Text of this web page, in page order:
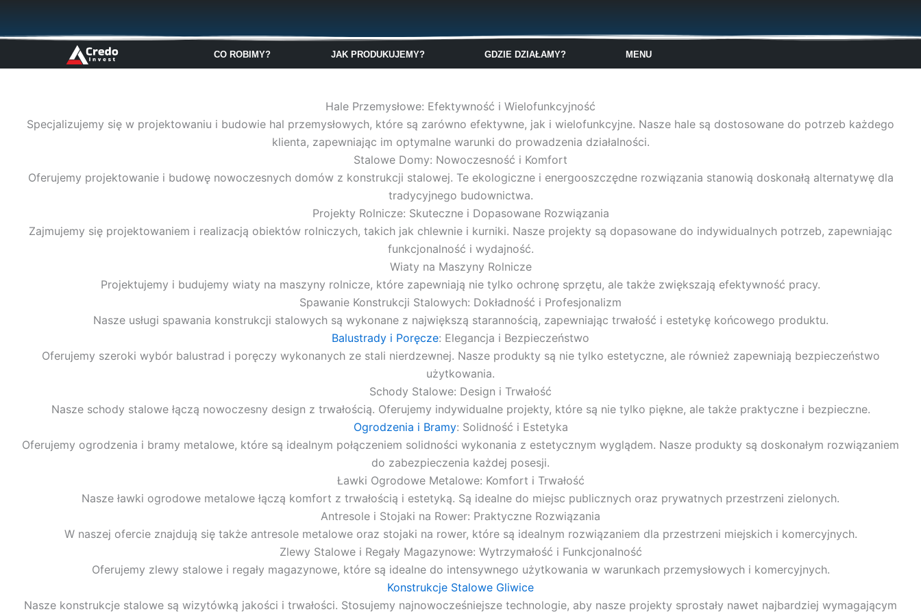
treści
CO ROBIMY? JAK PRODUKUJEMY? GDZIE DZIAŁAMY? MENU
Hale Przemysłowe: Efektywność i Wielofunkcyjność
Specjalizujemy się w projektowaniu i budowie hal przemysłowych, które są zarówno efektywne, jak i wielofunkcyjne. Nasze hale są dostosowane do potrzeb każdego
klienta, zapewniając im optymalne warunki do prowadzenia działalności.
Stalowe Domy: Nowoczesność i Komfort
Oferujemy projektowanie i budowę nowoczesnych domów z konstrukcji stalowej. Te ekologiczne i energooszczędne rozwiązania stanowią doskonałą alternatywę dla
tradycyjnego budownictwa.
Projekty Rolnicze: Skuteczne i Dopasowane Rozwiązania
Zajmujemy się projektowaniem i realizacją obiektów rolniczych, takich jak chlewnie i kurniki. Nasze projekty są dopasowane do indywidualnych potrzeb, zapewniając
funkcjonalność i wydajność.
Wiaty na Maszyny Rolnicze
Projektujemy i budujemy wiaty na maszyny rolnicze, które zapewniają nie tylko ochronę sprzętu, ale także zwiększają efektywność pracy.
Spawanie Konstrukcji Stalowych: Dokładność i Profesjonalizm
Nasze usługi spawania konstrukcji stalowych są wykonane z największą starannością, zapewniając trwałość i estetykę końcowego produktu.
Balustrady i Poręcze: Elegancja i Bezpieczeństwo
Oferujemy szeroki wybór balustrad i poręczy wykonanych ze stali nierdzewnej. Nasze produkty są nie tylko estetyczne, ale również zapewniają bezpieczeństwo
użytkowania.
Schody Stalowe: Design i Trwałość
Nasze schody stalowe łączą nowoczesny design z trwałością. Oferujemy indywidualne projekty, które są nie tylko piękne, ale także praktyczne i bezpieczne.
Ogrodzenia i Bramy: Solidność i Estetyka
Oferujemy ogrodzenia i bramy metalowe, które są idealnym połączeniem solidności wykonania z estetycznym wyglądem. Nasze produkty są doskonałym rozwiązaniem
do zabezpieczenia każdej posesji.
Ławki Ogrodowe Metalowe: Komfort i Trwałość
Nasze ławki ogrodowe metalowe łączą komfort z trwałością i estetyką. Są idealne do miejsc publicznych oraz prywatnych przestrzeni zielonych.
Antresole i Stojaki na Rower: Praktyczne Rozwiązania
W naszej ofercie znajdują się także antresole metalowe oraz stojaki na rower, które są idealnym rozwiązaniem dla przestrzeni miejskich i komercyjnych.
Zlewy Stalowe i Regały Magazynowe: Wytrzymałość i Funkcjonalność
Oferujemy zlewy stalowe i regały magazynowe, które są idealne do intensywnego użytkowania w warunkach przemysłowych i komercyjnych.
Konstrukcje Stalowe Gliwice
Nasze konstrukcje stalowe są wizytówką jakości i trwałości. Stosujemy najnowocześniejsze technologie, aby nasze projekty sprostały nawet najbardziej wymagającym